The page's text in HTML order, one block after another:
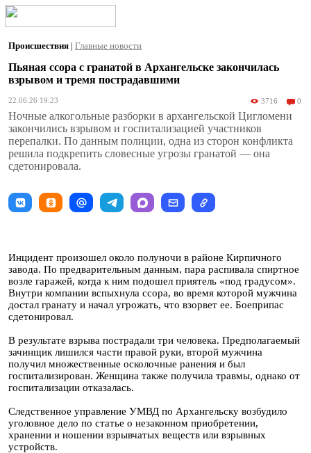
Происшествия | Главные новости
Пьяная ссора с гранатой в Архангельске закончилась
взрывом и тремя пострадавшими
22.06.26 19:23 3716 0
Ночные алкогольные разборки в архангельской Цигломени
закончились взрывом и госпитализацией участников
перепалки. По данным полиции, одна из сторон конфликта
решила подкрепить словесные угрозы гранатой — она
сдетонировала.
Инцидент произошел около полуночи в районе Кирпичного
завода. По предварительным данным, пара распивала спиртное
возле гаражей, когда к ним подошел приятель «под градусом».
Внутри компании вспыхнула ссора, во время которой мужчина
достал гранату и начал угрожать, что взорвет ее. Боеприпас
сдетонировал.
В результате взрыва пострадали три человека. Предполагаемый
зачинщик лишился части правой руки, второй мужчина
получил множественные осколочные ранения и был
госпитализирован. Женщина также получила травмы, однако от
госпитализации отказалась.
Следственное управление УМВД по Архангельску возбудило
уголовное дело по статье о незаконном приобретении,
хранении и ношении взрывчатых веществ или взрывных
устройств.